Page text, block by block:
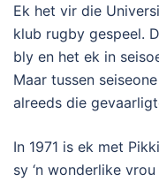
Ek het vir die
klub rugby gespeel.
bly en het ek in
Maar tussen
alreeds die
In 1971 is ek met
sy ‘n wonderlike